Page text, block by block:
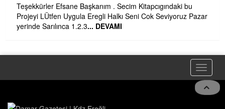
Teşekkürler Efsane Başkanım . Secim Kitapcıgındaki bu
Projeyi LÜtfen Uygula Eregli Halkı Seni Cok Seviyoruz Pazar
yerinde Sarılınca 1.2.3... DEVAMI
Toggle